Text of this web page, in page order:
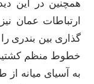
همچنین در این
ارتباطات عمان
گذاری بین بندری
خطوط منظم
به آسیای میانه